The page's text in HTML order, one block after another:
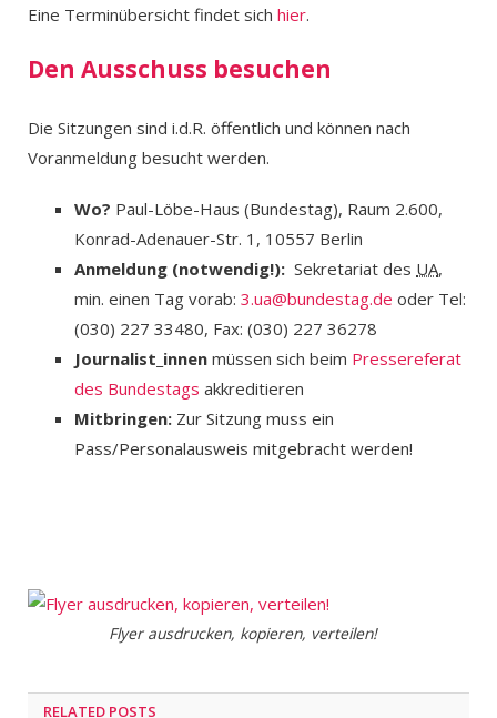
Eine Terminübersicht findet sich hier.
Den Ausschuss besuchen
Die Sitzungen sind i.d.R. öffentlich und können nach
Voranmeldung besucht werden.
Wo? Paul-Löbe-Haus (Bundestag), Raum 2.600,
Konrad-Adenauer-Str. 1, 10557 Berlin
Anmeldung (notwendig!): Sekretariat des UA,
min. einen Tag vorab: 3.ua@bundestag.de oder Tel:
(030) 227 33480, Fax: (030) 227 36278
Journalist_innen müssen sich beim Pressereferat
des Bundestags akkreditieren
Mitbringen: Zur Sitzung muss ein
Pass/Personalausweis mitgebracht werden!
Flyer ausdrucken, kopieren, verteilen!
RELATED POSTS